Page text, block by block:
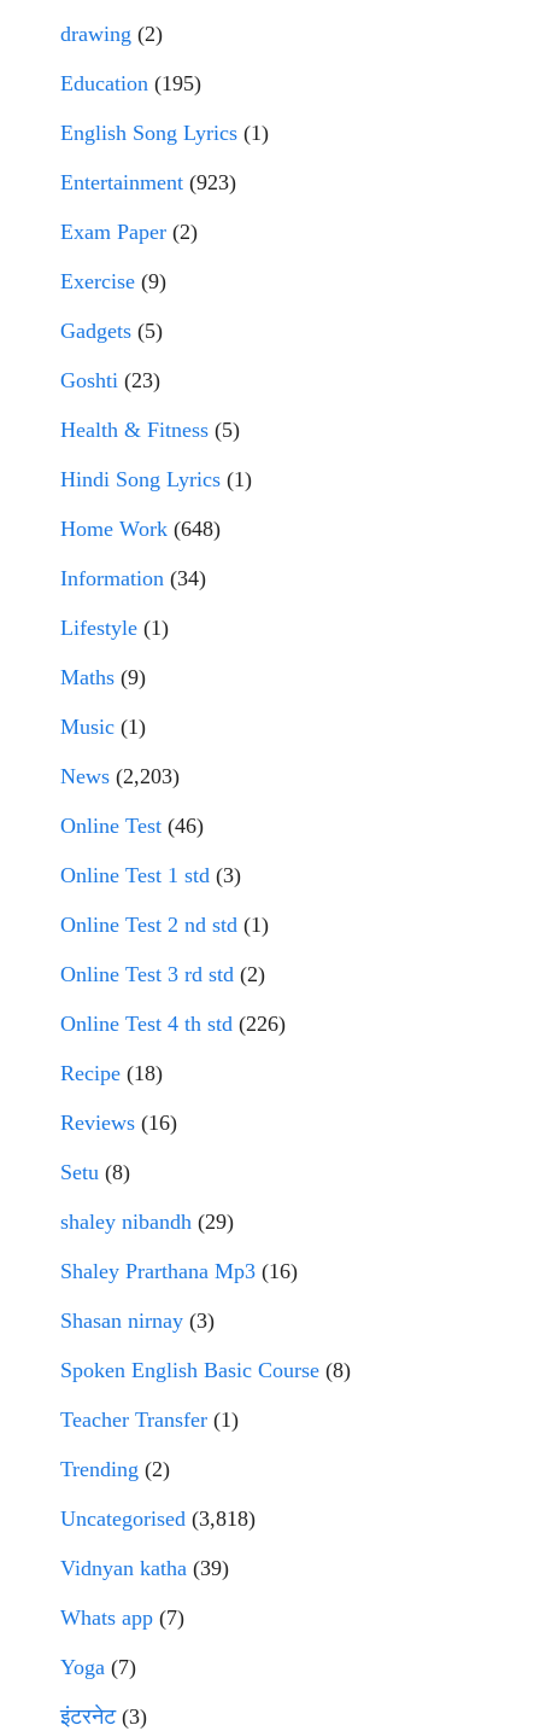
drawing (2)
Education (195)
English Song Lyrics (1)
Entertainment (923)
Exam Paper (2)
Exercise (9)
Gadgets (5)
Goshti (23)
Health & Fitness (5)
Hindi Song Lyrics (1)
Home Work (648)
Information (34)
Lifestyle (1)
Maths (9)
Music (1)
News (2,203)
Online Test (46)
Online Test 1 std (3)
Online Test 2 nd std (1)
Online Test 3 rd std (2)
Online Test 4 th std (226)
Recipe (18)
Reviews (16)
Setu (8)
shaley nibandh (29)
Shaley Prarthana Mp3 (16)
Shasan nirnay (3)
Spoken English Basic Course (8)
Teacher Transfer (1)
Trending (2)
Uncategorised (3,818)
Vidnyan katha (39)
Whats app (7)
Yoga (7)
इंटरनेट(3)